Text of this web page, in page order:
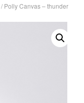
/ Polly Canvas – thunder